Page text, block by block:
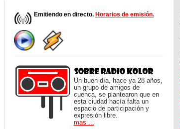
Emitiendo en directo. Horarios de emisión.
Un buen día, hace ya 28 años,
un grupo de amigos de
cuenca, se plantearon que en
esta ciudad hacía falta un
espacio de participación y
expresión libre.
mas ...